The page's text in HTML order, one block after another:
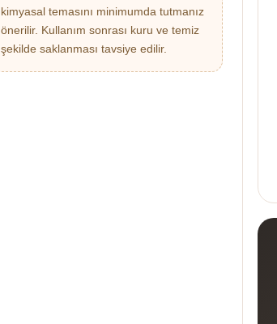
kimyasal temasını minimumda tutmanız
önerilir. Kullanım sonrası kuru ve temiz
şekilde saklanması tavsiye edilir.